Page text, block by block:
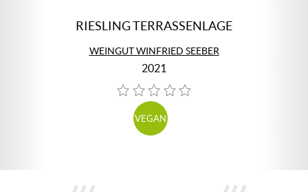
RIESLING TERRASSENLAGE
WEINGUT WINFRIED SEEBER
2021
VEGAN